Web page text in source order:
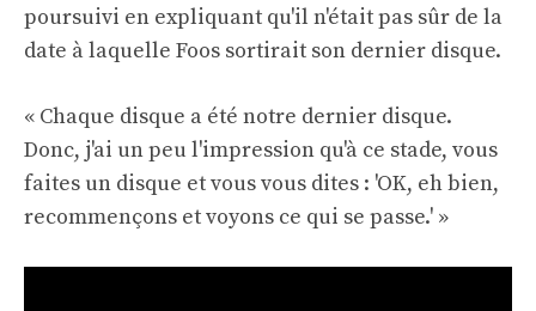
poursuivi en expliquant qu'il n'était pas sûr de la
date à laquelle Foos sortirait son dernier disque.
« Chaque disque a été notre dernier disque.
Donc, j'ai un peu l'impression qu'à ce stade, vous
faites un disque et vous vous dites : 'OK, eh bien,
recommençons et voyons ce qui se passe.' »